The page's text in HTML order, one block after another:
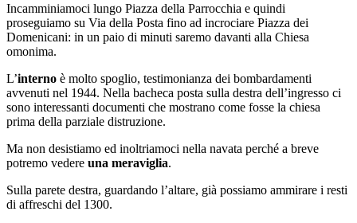
Incamminiamoci lungo Piazza della Parrocchia e quindi
proseguiamo su Via della Posta fino ad incrociare Piazza dei
Domenicani: in un paio di minuti saremo davanti alla Chiesa
omonima.
L’interno è molto spoglio, testimonianza dei bombardamenti
avvenuti nel 1944. Nella bacheca posta sulla destra dell’ingresso ci
sono interessanti documenti che mostrano come fosse la chiesa
prima della parziale distruzione.
Ma non desistiamo ed inoltriamoci nella navata perché a breve
potremo vedere una meraviglia.
Sulla parete destra, guardando l’altare, già possiamo ammirare i resti
di affreschi del 1300.